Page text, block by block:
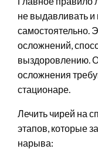
не выдавливать и
самостоятельно.
осложнений,
выздоровлению.
осложнения
стационаре.
Лечить чирей на
этапов, которые
нарыва: